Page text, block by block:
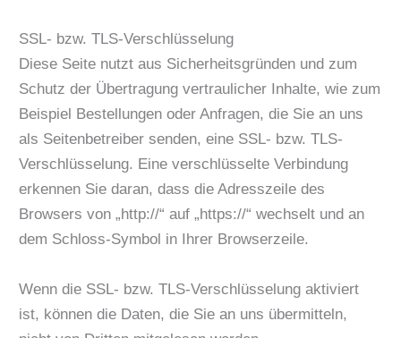
SSL- bzw. TLS-Verschlüsselung
Diese Seite nutzt aus Sicherheitsgründen und zum
Schutz der Übertragung vertraulicher Inhalte, wie zum
Beispiel Bestellungen oder Anfragen, die Sie an uns
als Seitenbetreiber senden, eine SSL- bzw. TLS-
Verschlüsselung. Eine verschlüsselte Verbindung
erkennen Sie daran, dass die Adresszeile des
Browsers von „http://“ auf „https://“ wechselt und an
dem Schloss-Symbol in Ihrer Browserzeile.
Wenn die SSL- bzw. TLS-Verschlüsselung aktiviert
ist, können die Daten, die Sie an uns übermitteln,